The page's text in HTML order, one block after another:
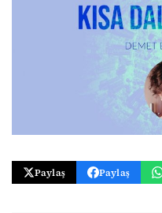
Paylaş Paylaş